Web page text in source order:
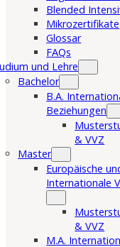
Blended
Mikrozertifikate
Glossar
FAQs
und Lehre
Bachelor
B.A.
Beziehungen
& VVZ
Master
Europäische
Internationale
& VVZ
M.A.